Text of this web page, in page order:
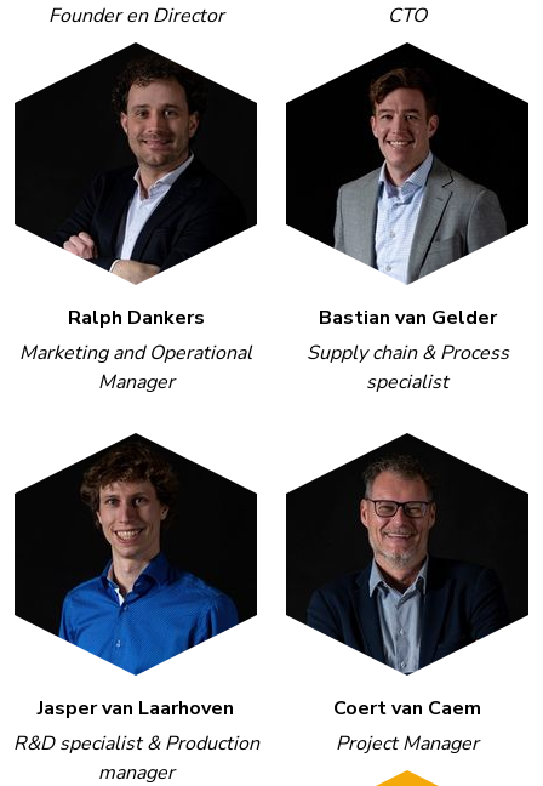
Founder en Director
CTO
Ralph Dankers
Marketing and Operational
Manager
Bastian van Gelder
Supply chain & Process
specialist
Jasper van Laarhoven
R&D specialist & Production
manager
Coert van Caem
Project Manager